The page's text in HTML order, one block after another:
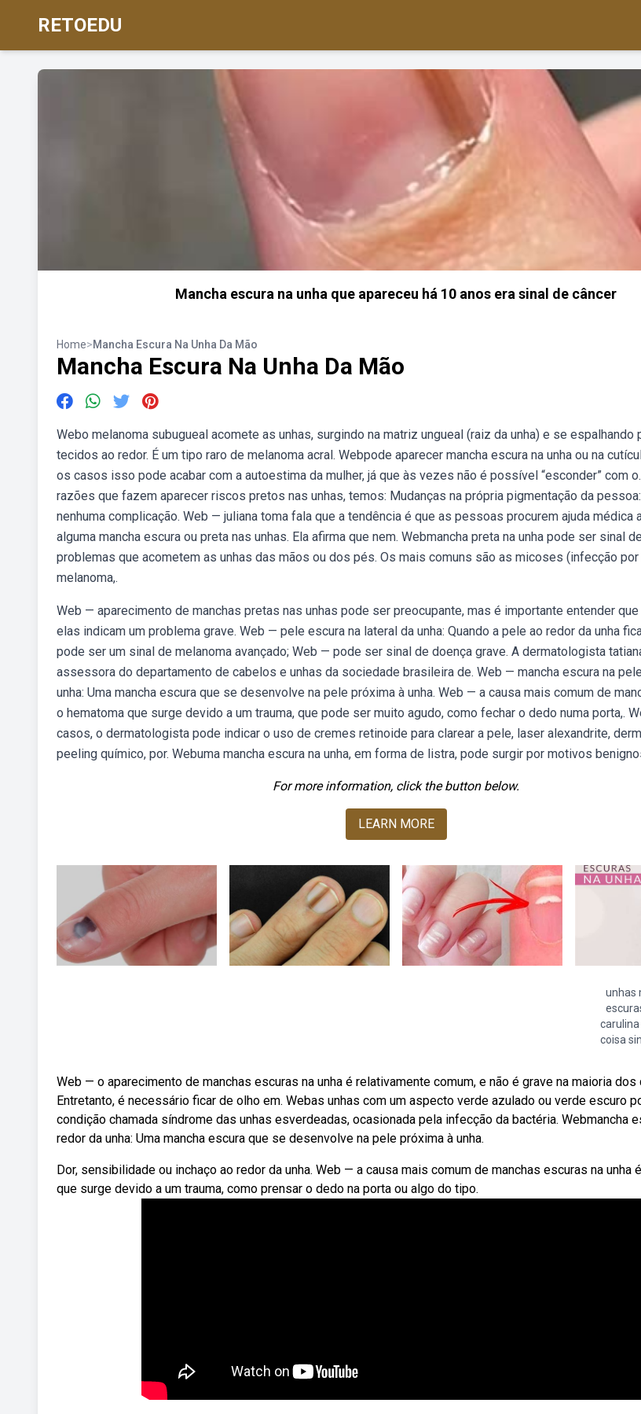
RETOEDU
Mancha escura na unha que apareceu há 10 anos era sinal de câncer
Home>Mancha Escura Na Unha Da Mão
Mancha Escura Na Unha Da Mão
Webo melanoma subugueal acomete as unhas, surgindo na matriz ungueal (raiz da unha) e se espalhando
tecidos ao redor. É um tipo raro de melanoma acral. Webpode aparecer mancha escura na unha ou na
os casos isso pode acabar com a autoestima da mulher, já que às vezes não é possível “esconder” com
razões que fazem aparecer riscos pretos nas unhas, temos: Mudanças na própria pigmentação da
nenhuma complicação. Web — juliana toma fala que a tendência é que as pessoas procurem ajuda médica
alguma mancha escura ou preta nas unhas. Ela afirma que nem. Webmancha preta na unha pode ser sinal
problemas que acometem as unhas das mãos ou dos pés. Os mais comuns são as micoses (infecção por
melanoma,.
Web — aparecimento de manchas pretas nas unhas pode ser preocupante, mas é importante entender
elas indicam um problema grave. Web — pele escura na lateral da unha: Quando a pele ao redor da unha
pode ser um sinal de melanoma avançado; Web — pode ser sinal de doença grave. A dermatologista
assessora do departamento de cabelos e unhas da sociedade brasileira de. Web — mancha escura na
unha: Uma mancha escura que se desenvolve na pele próxima à unha. Web — a causa mais comum de
o hematoma que surge devido a um trauma, que pode ser muito agudo, como fechar o dedo numa porta,.
casos, o dermatologista pode indicar o uso de cremes retinoide para clarear a pele, laser alexandrite,
peeling químico, por. Webuma mancha escura na unha, em forma de listra, pode surgir por motivos
For more information, click the button below.
LEARN MORE
unhas
coisa
Web — o aparecimento de manchas escuras na unha é relativamente comum, e não é grave na maioria dos
Entretanto, é necessário ficar de olho em. Webas unhas com um aspecto verde azulado ou verde escuro
condição chamada síndrome das unhas esverdeadas, ocasionada pela infecção da bactéria. Webmancha
redor da unha: Uma mancha escura que se desenvolve na pele próxima à unha.
Dor, sensibilidade ou inchaço ao redor da unha. Web — a causa mais comum de manchas escuras na unha
que surge devido a um trauma, como prensar o dedo na porta ou algo do tipo.